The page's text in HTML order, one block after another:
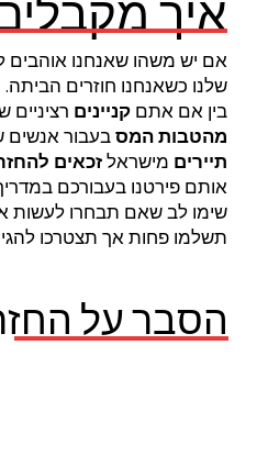
איך
אם יש משהו שאנחנו
שלנו כשאנחנו חוזרים הביתה.
בין אם אתם קניינים
מהטבות המסבעבור אנשים
תיירים מישראלזכאים
אותם פירטנו בעבורכם
שימו לב שאם תבחרו לעשות
תשלמו פחות אך תצטרכו
הסבר על